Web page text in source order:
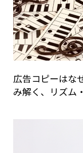
広告コピーは
み解く、リズム